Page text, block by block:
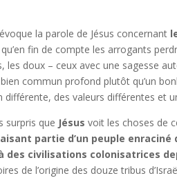
la parole de Jésus concernant
fin de compte les arrogants
les doux – ceux avec une sagesse
commun profond plutôt qu’un
différente, des valeurs différentes et
surpris que Jésus voit les choses de
partie d’un peuple
des civilisations colonisatrices
de l’origine des douze tribus